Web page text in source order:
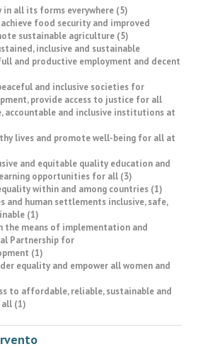
in all its forms everywhere (5)
achieve food security and improved
sustainable agriculture (5)
inclusive and sustainable
and productive employment and decent
and inclusive societies for
provide access to justice for all
accountable and inclusive institutions at
lives and promote well-being for all at
and equitable quality education and
opportunities for all (3)
within and among countries (1)
and human settlements inclusive, safe,
(1)
the means of implementation and
Partnership for
(1)
equality and empower all women and
to affordable, reliable, sustainable and
(1)